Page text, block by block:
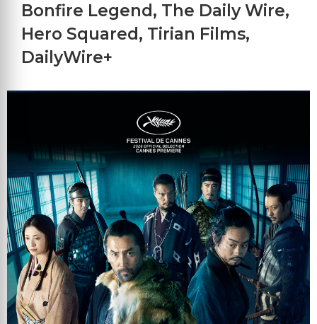
Bonfire Legend , The Daily Wire,
Hero Squared , Tirian Films,
DailyWire+